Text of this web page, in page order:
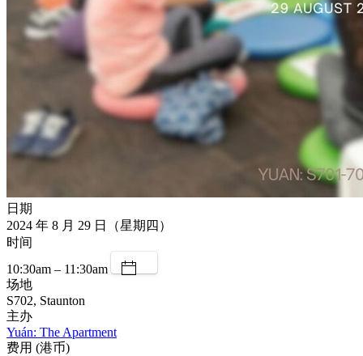
日期
2024 年 8 月 29 日（星期四）
时间
10:30am – 11:30am
场地
S702, Staunton
主办
Yuán: The Apartment
费用 (港币)